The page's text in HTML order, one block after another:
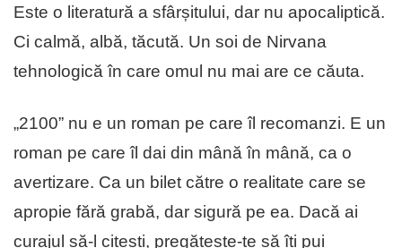
Este o literatură a sfârșitului, dar nu apocaliptică.
Ci calmă, albă, tăcută. Un soi de Nirvana
tehnologică în care omul nu mai are ce căuta.
„2100” nu e un roman pe care îl recomanzi. E un
roman pe care îl dai din mână în mână, ca o
avertizare. Ca un bilet către o realitate care se
apropie fără grabă, dar sigură pe ea. Dacă ai
curajul să-l citești, pregătește-te să îți pui